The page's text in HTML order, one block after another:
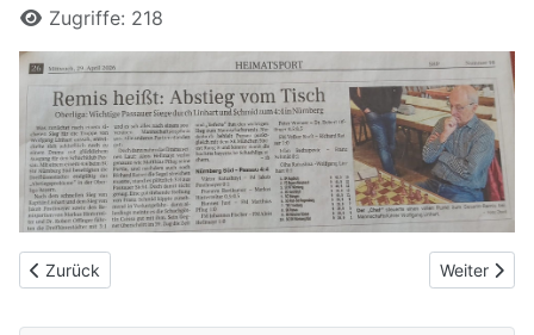
Zugriffe: 218
Vorheriger Beitrag: Niederbayernliga: "Friedliche Remis" war
Zurück Nächster
Weiter